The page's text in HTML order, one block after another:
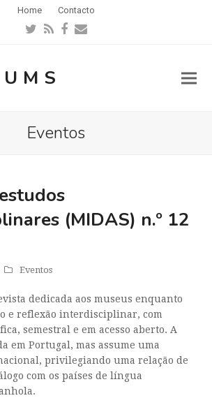
Home Contacto
Twitter
RSSFacebook
Email
Eventos
(MIDAS) n.º 12
Eventos
dedicada aos museus enquanto
e reflexão interdisciplinar, com
semestral e em acesso aberto. A
em Portugal, mas assume uma
privilegiando uma relação de
com os países de língua